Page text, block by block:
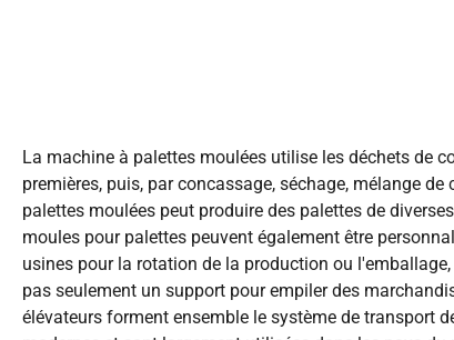
La machine à palettes moulées utilise les déchets de
premières, puis, par concassage, séchage, mélange
palettes moulées peut produire des palettes de
moules pour palettes peuvent également être
usines pour la rotation de la production ou
pas seulement un support pour empiler des
élévateurs forment ensemble le système de transport